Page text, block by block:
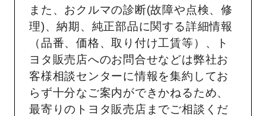
また、おクルマの診断(故障や点検、修
理)、納期、純正部品に関する詳細情報
（品番、価格、取り付け工賃等）、ト
ヨタ販売店へのお問合せなどは弊社お
客様相談センターに情報を集約してお
らず十分なご案内ができかねるため、
最寄りのトヨタ販売店までご相談くだ